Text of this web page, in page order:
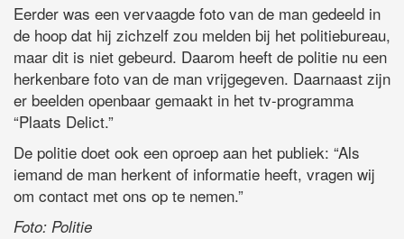
Eerder was een vervaagde foto van de man gedeeld in
de hoop dat hij zichzelf zou melden bij het politiebureau,
maar dit is niet gebeurd. Daarom heeft de politie nu een
herkenbare foto van de man vrijgegeven. Daarnaast zijn
er beelden openbaar gemaakt in het tv-programma
“Plaats Delict.”
De politie doet ook een oproep aan het publiek: “Als
iemand de man herkent of informatie heeft, vragen wij
om contact met ons op te nemen.”
Foto: Politie